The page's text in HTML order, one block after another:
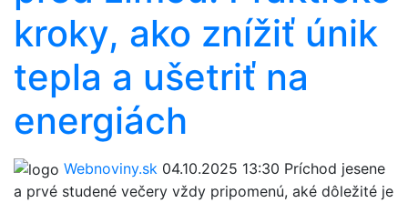
kroky, ako znížiť únik
tepla a ušetriť na
energiách
Webnoviny.sk 04.10.2025 13:30 Príchod jesene
a prvé studené večery vždy pripomenú, aké dôležité je